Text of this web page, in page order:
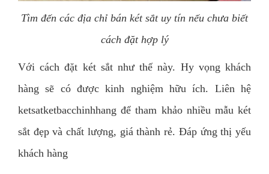
Tìm đến các địa chỉ bán két sắt uy tín nếu chưa biết
cách đặt hợp lý
Với cách đặt két sắt như thế này. Hy vọng khách
hàng sẽ có được kinh nghiệm hữu ích. Liên hệ
ketsatketbacchinhhang để tham khảo nhiều mẫu két
sắt đẹp và chất lượng, giá thành rẻ. Đáp ứng thị yếu
khách hàng